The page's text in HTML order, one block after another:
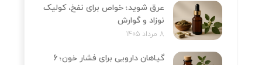
عرق شوید؛ خواص برای نفخ، کولیک
نوزاد و گوارش
8 مرداد 1405
گیاهان دارویی برای فشار خون؛ 6